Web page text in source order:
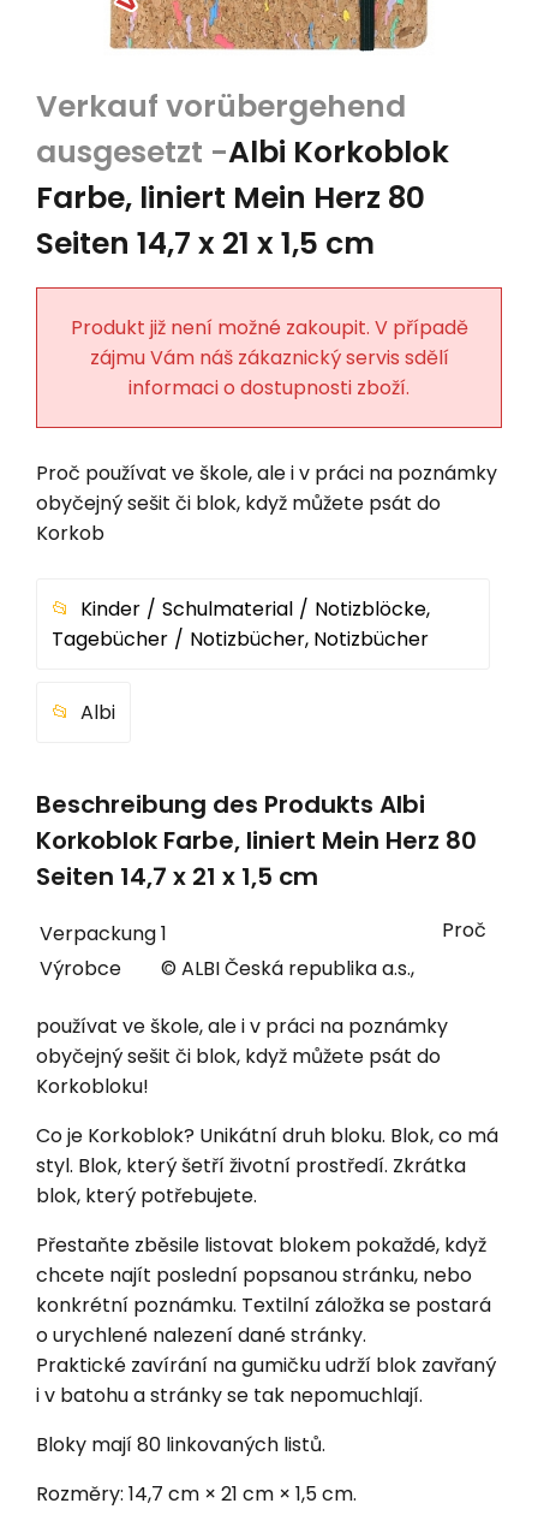
Albi Korkoblok
Farbe, liniert Mein Herz 80
Seiten 14,7 x 21 x 1,5 cm
Produkt již není možné zakoupit. V případě
zájmu Vám náš zákaznický servis sdělí
informaci o dostupnosti zboží.
Proč používat ve škole, ale i v práci na poznámky
obyčejný sešit či blok, když můžete psát do
Korkob
Kinder Schulmaterial
Notizblöcke,
Tagebücher
Notizbücher, Notizbücher
Albi
Beschreibung des Produkts Albi
Korkoblok Farbe, liniert Mein Herz 80
Seiten 14,7 x 21 x 1,5 cm
Verpackung1
Výrobce
© ALBI Česká republika a.s.,
Proč
používat ve škole, ale i v práci na poznámky
obyčejný sešit či blok, když můžete psát do
Korkobloku!
Co je Korkoblok? Unikátní druh bloku. Blok, co má
styl. Blok, který šetří životní prostředí. Zkrátka
blok, který potřebujete.
Přestaňte zběsile listovat blokem pokaždé, když
chcete najít poslední popsanou stránku, nebo
konkrétní poznámku. Textilní záložka se postará
o urychlené nalezení dané stránky.
Praktické zavírání na gumičku udrží blok zavřaný
i v batohu a stránky se tak nepomuchlají.
Bloky mají 80 linkovaných listů.
Rozměry: 14,7 cm × 21 cm × 1,5 cm.